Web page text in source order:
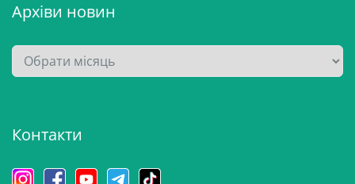
Архіви новин
А
р
в
н
Контакти